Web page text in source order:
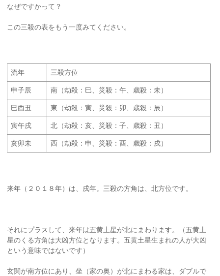
なぜですかって？
この三殺の表をもう一度みてください。
流年 三殺方位
申子辰 南（劫殺：巳、災殺：午、歳殺：未）
巳酉丑 東（劫殺：寅、災殺：卯、歳殺：辰）
寅午戌 北（劫殺：亥、災殺：子、歳殺：丑）
亥卯未 西（劫殺：申、災殺：酉、歳殺：戌）
来年（２０１８年）は、戌年。三殺の方角は、北方位です。
それにプラスして、来年は五黄土星が北にまわります。（五黄土
星のくる方角は大凶方位となります。五黄土星生まれの人が大凶
という意味ではないです）
玄関が南方位にあり、坐（家の奥）が北にまわる家は、ダブルで